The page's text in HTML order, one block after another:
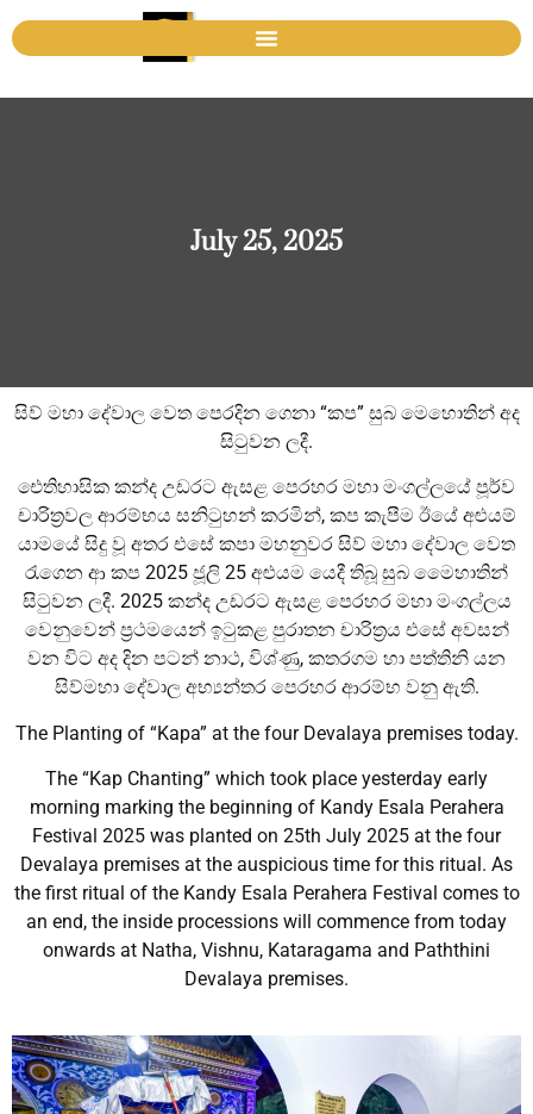
July 25, 2025
සිව් මහා දේවාල වෙත පෙරදින ගෙනා “කප” සුබ මෙහොතින් අද
සිටුවන ලදී.
ඓතිහාසික කන්ද උඩරට ඇසළ පෙරහර මහා මංගල්ලයේ පූර්ව
චාරිත්‍රවල ආරම්භය සනිටුහන් කරමින්, කප කැපීම ඊයේ අළුයම්
යාමයේ සිදු වූ අතර එසේ කපා මහනුවර සිව් මහා දේවාල වෙත
රැගෙන ආ කප 2025 ජූලි 25 අළුයම යෙදී තිබූ සුබ මෙ‍ෙහාතින්
සිටුවන ලදී. 2025 කන්ද උඩරට ඇසළ පෙරහර මහා මංගල්ලය
වෙනුවෙන් ප්‍රථමයෙන් ඉටුකළ පුරාතන චාරිත්‍රය එසේ අවසන්
වන විට අද දින පටන් නාථ, විශ්ණු, කතරගම හා පත්තිනි යන
සිව්මහා දේවාල අභ්‍යන්තර පෙරහර ආරම්භ වනු ඇති.
The Planting of “Kapa” at the four Devalaya premises today.
The “Kap Chanting” which took place yesterday early
morning marking the beginning of Kandy Esala Perahera
Festival 2025 was planted on 25th July 2025 at the four
Devalaya premises at the auspicious time for this ritual. As
the first ritual of the Kandy Esala Perahera Festival comes to
an end, the inside processions will commence from today
onwards at Natha, Vishnu, Kataragama and Paththini
Devalaya premises.